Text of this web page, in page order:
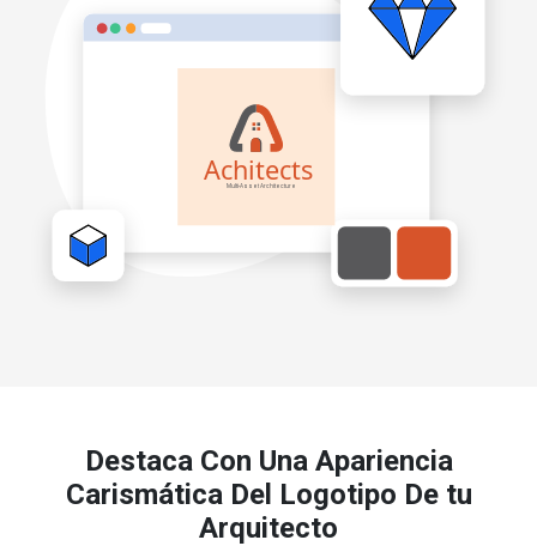
Destaca Con Una Apariencia
Carismática Del Logotipo De tu
Arquitecto